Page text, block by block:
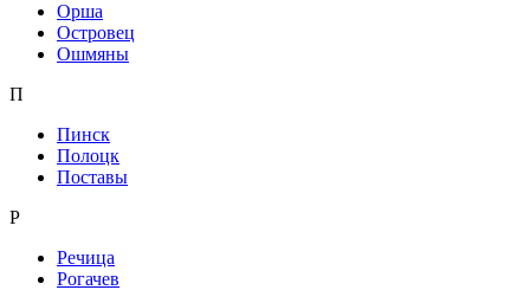
Орша
Островец
Ошмяны
П
Пинск
Полоцк
Поставы
Р
Речица
Рогачев